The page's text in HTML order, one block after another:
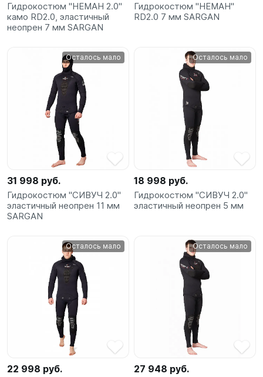
Гидрокостюм "НЕМАН 2.0"
камо RD2.0, эластичный
неопрен 7 мм SARGAN
Гидрокостюм "НЕМАН"
RD2.0 7 мм SARGAN
Осталось мало
31 998 руб.
Гидрокостюм "СИВУЧ 2.0"
эластичный неопрен 11 мм
SARGAN
Осталось мало
18 998 руб.
Гидрокостюм "СИВУЧ 2.0"
эластичный неопрен 5 мм
Осталось мало
22 998 руб.
Осталось мало
27 948 руб.